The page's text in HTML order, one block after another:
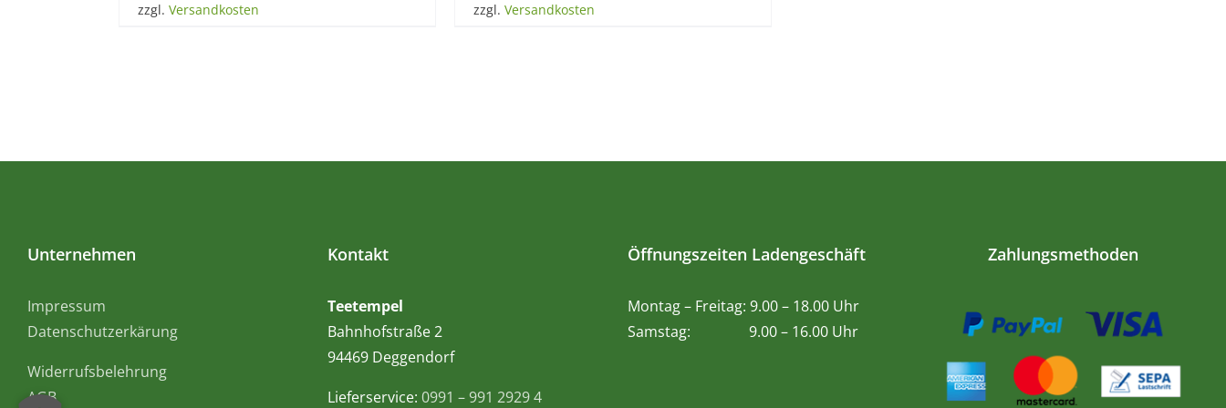
zzgl. Versandkosten zzgl. Versandkosten
Unternehmen
Impressum
Datenschutzerkärung
Widerrufsbelehrung
AGB
Kontakt
Teetempel
Bahnhofstraße 2
94469 Deggendorf
Lieferservice: 0991 – 991 2929 4
Öffnungszeiten Ladengeschäft
Montag – Freitag: 9.00 – 18.00 Uhr
Samstag: 9.00 – 16.00 Uhr
Zahlungsmethoden